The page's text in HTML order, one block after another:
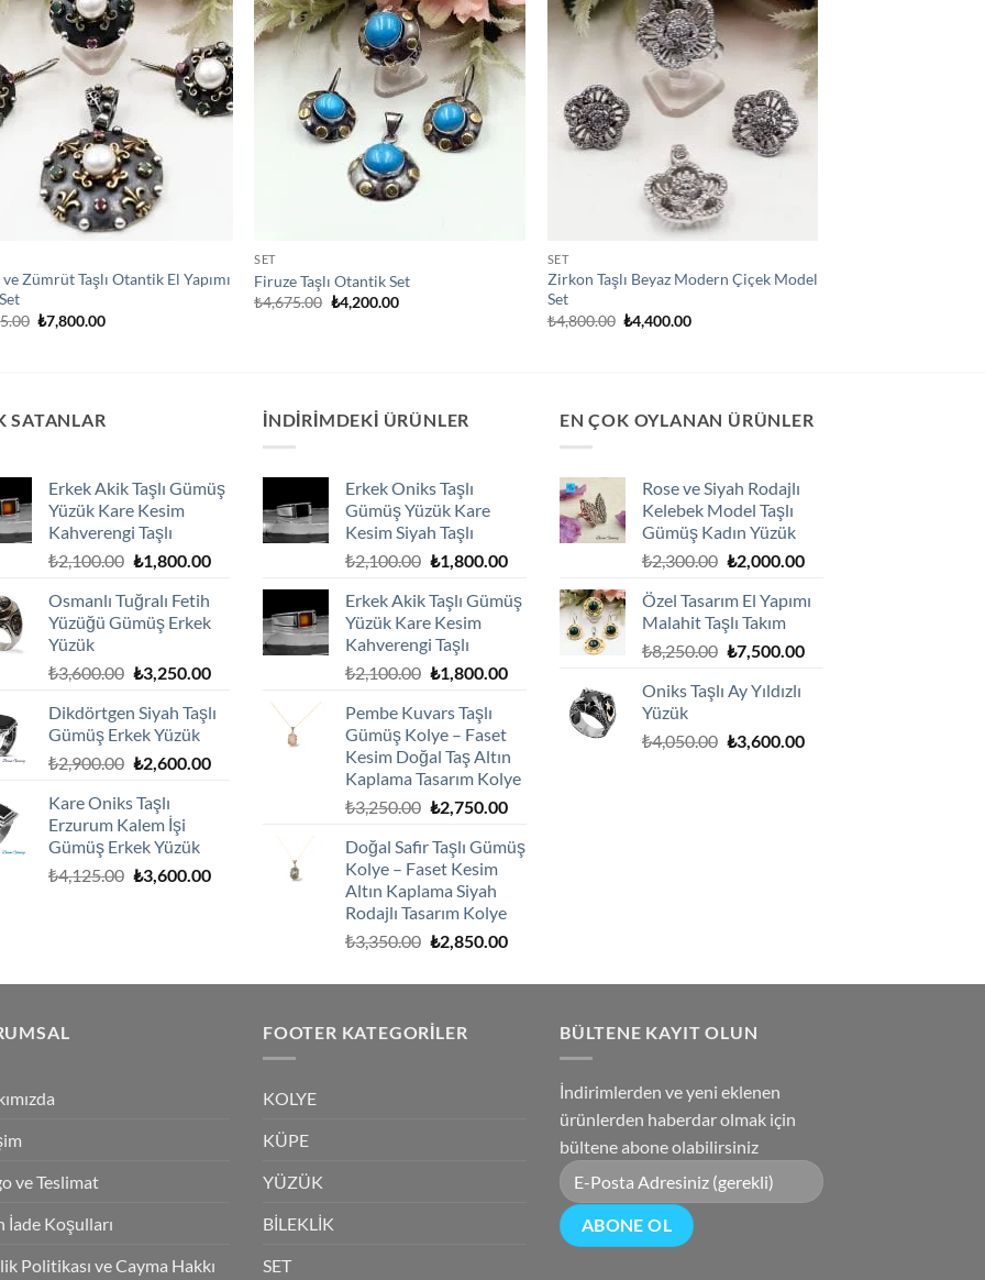
Zümrüt Taşlı Otantik El Yapımı
Orijinal
fiyat:
₺7,800.00Şu
SET
Firuze Taşlı Otantik Set
₺4,675.00 Orijinal
fiyat:
₺4,200.00Şu
SET
Zirkon Taşlı Beyaz Modern Çiçek Model
Set
₺4,800.00 Orijinal
fiyat:
₺4,400.00Şu
SATANLAR
Erkek Akik Taşlı Gümüş
Yüzük Kare Kesim
Kahverengi Taşlı
₺2,100.00 Orijinal
₺2,100.00.
₺1,800.00Şu
₺1,800.00.
Osmanlı Tuğralı Fetih
Yüzüğü Gümüş Erkek
Yüzük
₺3,600.00 Orijinal
₺3,600.00.
₺3,250.00Şu
fiyat:
₺3,250.00.
Dikdörtgen Siyah Taşlı
Gümüş Erkek Yüzük
₺2,900.00 Orijinal
₺2,900.00.
₺2,600.00Şu
Kare Oniks Taşlı
Erzurum Kalem İşi
Gümüş Erkek Yüzük
₺4,125.00 Orijinal
₺3,600.00Şu
İNDIRIMDEKI ÜRÜNLER
Erkek Oniks Taşlı
Gümüş Yüzük Kare
Kesim Siyah Taşlı
₺2,100.00 Orijinal
₺2,100.00.
₺1,800.00Şu
fiyat:
₺1,800.00.
Erkek Akik Taşlı Gümüş
Yüzük Kare Kesim
Kahverengi Taşlı
₺2,100.00 Orijinal
₺2,100.00.
₺1,800.00Şu
₺1,800.00.
Pembe Kuvars Taşlı
Gümüş Kolye – Faset
Kesim Doğal Taş Altın
Kaplama Tasarım Kolye
₺3,250.00 Orijinal
₺3,250.00.
₺2,750.00Şu
fiyat:
Doğal Safir Taşlı Gümüş
Kolye – Faset Kesim
Altın Kaplama Siyah
Rodajlı Tasarım Kolye
₺3,350.00 Orijinal
₺3,350.00.
₺2,850.00Şu
fiyat:
EN ÇOK OYLANAN ÜRÜNLER
Rose ve Siyah Rodajlı
Kelebek Model Taşlı
Gümüş Kadın Yüzük
₺2,300.00 Orijinal
₺2,300.00.
₺2,000.00Şu
fiyat:
Özel Tasarım El Yapımı
Malahit Taşlı Takım
₺8,250.00 Orijinal
₺8,250.00.
₺7,500.00Şu
Oniks Taşlı Ay Yıldızlı
Yüzük
₺4,050.00 Orijinal
₺3,600.00Şu
ve Teslimat
İade Koşulları
Politikası ve Cayma Hakkı
FOOTER KATEGORILER
KOLYE
KÜPE
YÜZÜK
BİLEKLİK
SET
BÜLTENE KAYIT OLUN
İndirimlerden ve yeni eklenen
ürünlerden haberdar olmak için
bültene abone olabilirsiniz